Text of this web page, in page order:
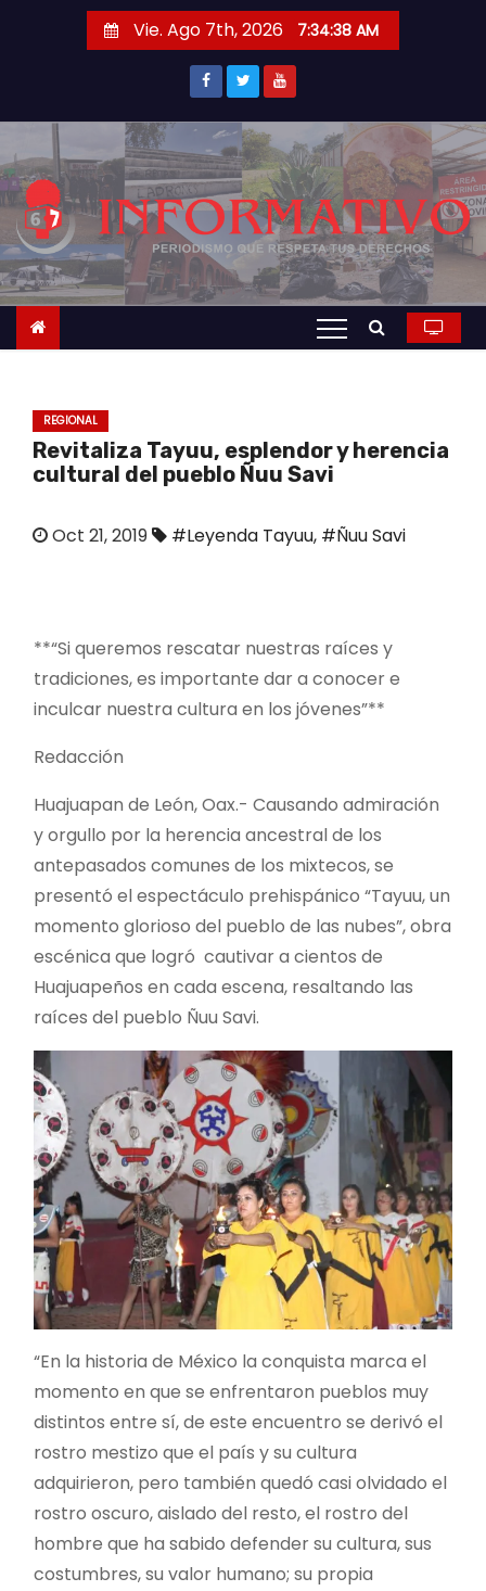
r
a
c
o
t
Vie. Ago 7th, 2026 7:34:39 AM
REGIONAL
Revitaliza Tayuu, esplendor y herencia
cultural del pueblo Ñuu Savi
Oct 21, 2019 #Leyenda Tayuu, #Ñuu Savi
**“Si queremos rescatar nuestras raíces y
tradiciones, es importante dar a conocer e
inculcar nuestra cultura en los jóvenes”**
Redacción
Huajuapan de León, Oax.- Causando admiración
y orgullo por la herencia ancestral de los
antepasados comunes de los mixtecos, se
presentó el espectáculo prehispánico “Tayuu, un
momento glorioso del pueblo de las nubes”, obra
escénica que logró cautivar a cientos de
Huajuapeños en cada escena, resaltando las
raíces del pueblo Ñuu Savi.
“En la historia de México la conquista marca el
momento en que se enfrentaron pueblos muy
distintos entre sí, de este encuentro se derivó el
rostro mestizo que el país y su cultura
adquirieron, pero también quedó casi olvidado el
rostro oscuro, aislado del resto, el rostro del
hombre que ha sabido defender su cultura, sus
costumbres, su valor humano; su propia